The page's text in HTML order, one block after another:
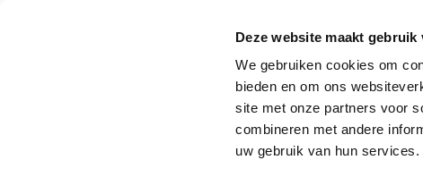
Deze website maakt gebruik
We gebruiken cookies om
bieden en om ons
site met onze partners voor
combineren met andere
uw gebruik van hun